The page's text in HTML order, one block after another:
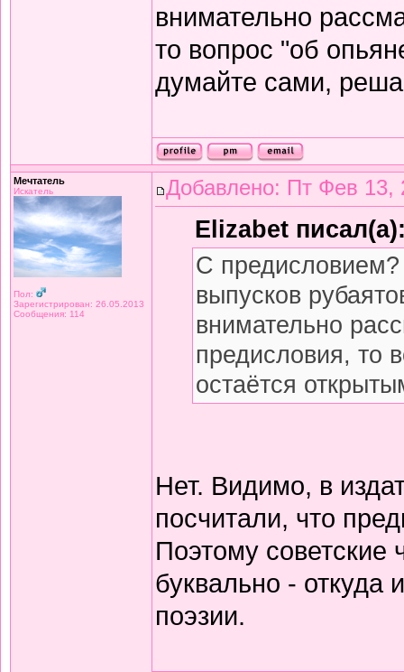
внимательно
то вопрос "об
думайте сами,
Мечтатель
Искатель
Пол:
Зарегистрирован: 26.05.2013
Сообщения: 114
Добавлено: Пт Фев 13,
Elizabet
С
выпусков
внимательно
предисловия, то
остаётся
Нет. Видимо, в
посчитали, что
Поэтому советские
буквально -
поэзии.